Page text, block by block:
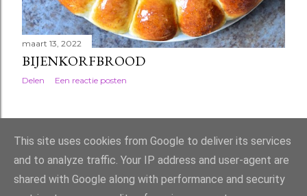
maart 13, 2022
BIJENKORFBROOD
Delen Een reactie posten
OUDERE POSTS
This site uses cookies from Google to deliver its services
and to analyze traffic. Your IP address and user-agent are
shared with Google along with performance and security